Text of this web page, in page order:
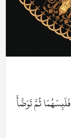
ثُمَّ تَوَضَّأَ